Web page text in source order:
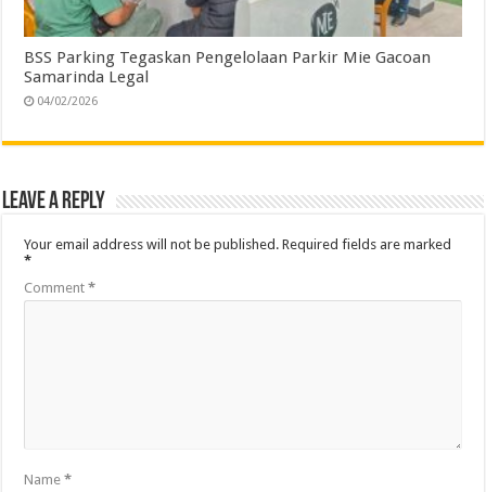
BSS Parking Tegaskan Pengelolaan Parkir Mie Gacoan
Samarinda Legal
04/02/2026
Leave a Reply
Your email address will not be published. Required fields are marked
*
Comment*
Name*